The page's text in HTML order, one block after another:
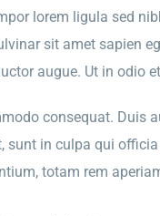
lorem ligula sed
sit amet sapien
augue. Ut in odio
consequat. Duis
sunt in culpa qui
totam rem